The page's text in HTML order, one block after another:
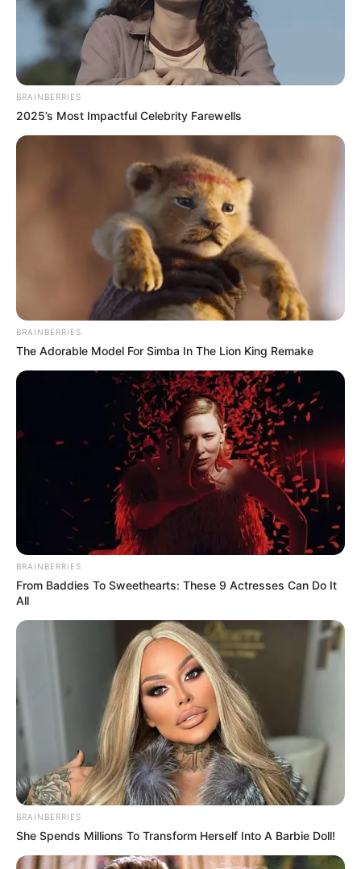
BRAINBERRIES
2025’s Most Impactful Celebrity Farewells
BRAINBERRIES
The Adorable Model For Simba In The Lion King Remake
BRAINBERRIES
From Baddies To Sweethearts: These 9 Actresses Can Do It
All
BRAINBERRIES
She Spends Millions To Transform Herself Into A Barbie Doll!